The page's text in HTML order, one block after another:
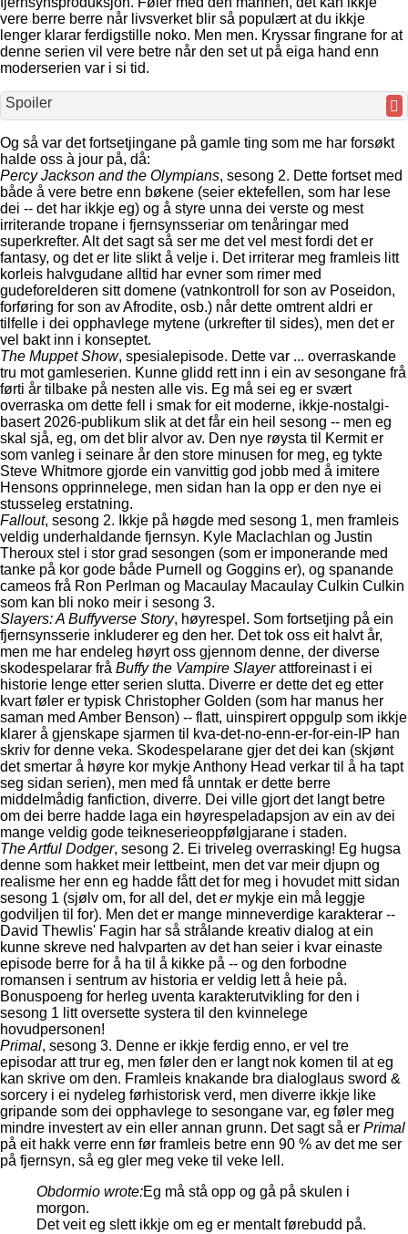
vere berre berre når livsverket blir så populært at du ikkje
lenger klarar ferdigstille noko. Men men. Kryssar fingrane for at
denne serien vil vere betre når den set ut på eiga hand enn
moderserien var i si tid.
Spoiler
Og så var det fortsetjingane på gamle ting som me har forsøkt
halde oss à jour på, då:
Percy Jackson and the Olympians, sesong 2. Dette fortset med
både å vere betre enn bøkene (seier ektefellen, som har lese
dei -- det har ikkje eg) og å styre unna dei verste og mest
irriterande tropane i fjernsynsseriar om tenåringar med
superkrefter. Alt det sagt så ser me det vel mest fordi det er
fantasy, og det er lite slikt å velje i. Det irriterar meg framleis litt
korleis halvgudane alltid har evner som rimer med
gudeforelderen sitt domene (vatnkontroll for son av Poseidon,
forføring for son av Afrodite, osb.) når dette omtrent aldri er
tilfelle i dei opphavlege mytene (urkrefter til sides), men det er
vel bakt inn i konseptet.
The Muppet Show, spesialepisode. Dette var ... overraskande
tru mot gamleserien. Kunne glidd rett inn i ein av sesongane frå
førti år tilbake på nesten alle vis. Eg må sei eg er svært
overraska om dette fell i smak for eit moderne, ikkje-nostalgi-
basert 2026-publikum slik at det får ein heil sesong -- men eg
skal sjå, eg, om det blir alvor av. Den nye røysta til Kermit er
som vanleg i seinare år den store minusen for meg, eg tykte
Steve Whitmore gjorde ein vanvittig god jobb med å imitere
Hensons opprinnelege, men sidan han la opp er den nye ei
stusseleg erstatning.
Fallout, sesong 2. Ikkje på høgde med sesong 1, men framleis
veldig underhaldande fjernsyn. Kyle Maclachlan og Justin
Theroux stel i stor grad sesongen (som er imponerande med
tanke på kor gode både Purnell og Goggins er), og spanande
cameos frå Ron Perlman og Macaulay Macaulay Culkin Culkin
som kan bli noko meir i sesong 3.
Slayers: A Buffyverse Story, høyrespel. Som fortsetjing på ein
fjernsynsserie inkluderer eg den her. Det tok oss eit halvt år,
men me har endeleg høyrt oss gjennom denne, der diverse
skodespelarar frå Buffy the Vampire Slayerattforeinast i ei
historie lenge etter serien slutta. Diverre er dette det eg etter
kvart føler er typisk Christopher Golden (som har manus her
saman med Amber Benson) -- flatt, uinspirert oppgulp som ikkje
klarer å gjenskape sjarmen til kva-det-no-enn-er-for-ein-IP han
skriv for denne veka. Skodespelarane gjer det dei kan (skjønt
det smertar å høyre kor mykje Anthony Head verkar til å ha tapt
seg sidan serien), men med få unntak er dette berre
middelmådig fanfiction, diverre. Dei ville gjort det langt betre
om dei berre hadde laga ein høyrespeladapsjon av ein av dei
mange veldig gode teikneserieoppfølgjarane i staden.
The Artful Dodger, sesong 2. Ei triveleg overrasking! Eg hugsa
denne som hakket meir lettbeint, men det var meir djupn og
realisme her enn eg hadde fått det for meg i hovudet mitt sidan
sesong 1 (sjølv om, for all del, deter mykje ein må leggje
godviljen til for). Men det er mange minneverdige karakterar --
David Thewlis' Fagin har så strålande kreativ dialog at ein
kunne skreve ned halvparten av det han seier i kvar einaste
episode berre for å ha til å kikke på -- og den forbodne
romansen i sentrum av historia er veldig lett å heie på.
Bonuspoeng for herleg uventa karakterutvikling for den i
sesong 1 litt oversette systera til den kvinnelege
hovudpersonen!
Primal, sesong 3. Denne er ikkje ferdig enno, er vel tre
episodar att trur eg, men føler den er langt nok komen til at eg
kan skrive om den. Framleis knakande bra dialoglaus sword &
sorcery i ei nydeleg førhistorisk verd, men diverre ikkje like
gripande som dei opphavlege to sesongane var, eg føler meg
mindre investert av ein eller annan grunn. Det sagt så er Primal
på eit hakk verre enn før framleis betre enn 90 % av det me ser
på fjernsyn, så eg gler meg veke til veke lell.
Obdormio wrote:Eg må stå opp og gå på skulen i
morgon.
Det veit eg slett ikkje om eg er mentalt førebudd på.